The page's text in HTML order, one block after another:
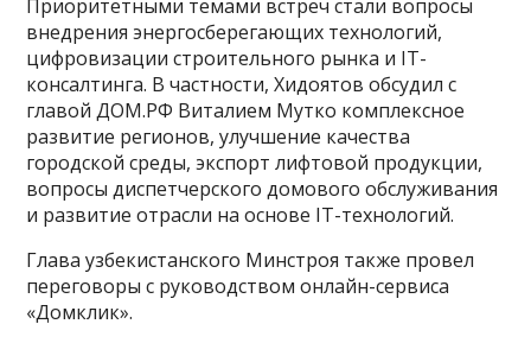
Приоритетными темами встреч стали вопросы
внедрения энергосберегающих технологий,
цифровизации строительного рынка и IT-
консалтинга. В частности, Хидоятов обсудил с
главой ДOМ.РФ Виталием Мутко комплексное
развитие регионов, улучшение качества
городской среды, экспорт лифтовой продукции,
вопросы диспетчерского домового обслуживания
и развитие отрасли на основе IT-технологий.
Глава узбекистанского Минстроя также провел
переговоры с руководством онлайн-сервиса
«Домклик».